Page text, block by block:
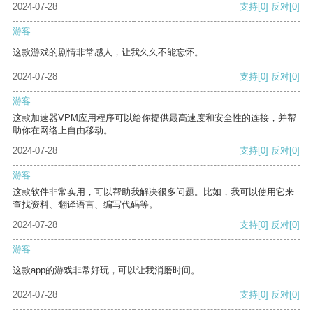
2024-07-28
支持[0] 反对[0]
游客
这款游戏的剧情非常感人，让我久久不能忘怀。
2024-07-28 支持[0] 反对[0]
游客
这款加速器VPM应用程序可以给你提供最高速度和安全性的连接，并帮
助你在网络上自由移动。
2024-07-28
支持[0] 反对[0]
游客
这款软件非常实用，可以帮助我解决很多问题。比如，我可以使用它来
查找资料、翻译语言、编写代码等。
2024-07-28
支持[0] 反对[0]
游客
这款app的游戏非常好玩，可以让我消磨时间。
2024-07-28 支持[0] 反对[0]